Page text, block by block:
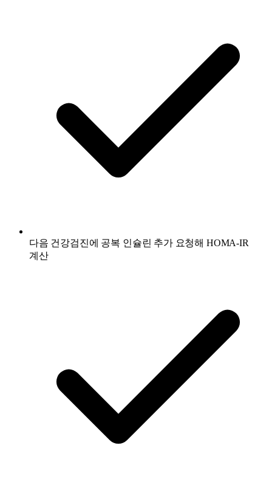
다음 건강검진에 공복 인슐린 추가 요청해 HOMA-IR
계산